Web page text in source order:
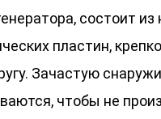
состоит из
пластин,
Зачастую
чтобы не